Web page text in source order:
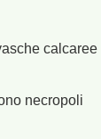
calcaree
necropoli